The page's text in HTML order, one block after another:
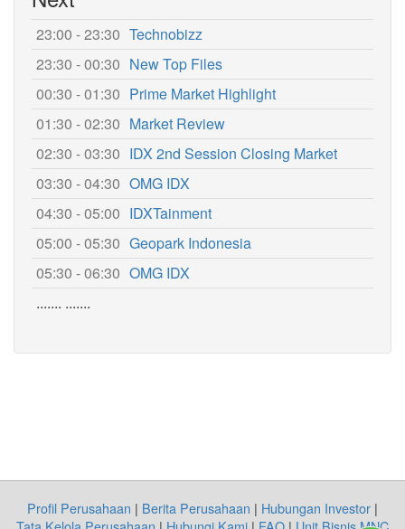
23:00 - 23:30 Technobizz
23:30 - 00:30 New Top Files
00:30 - 01:30 Prime Market Highlight
01:30 - 02:30 Market Review
02:30 - 03:30 IDX 2nd Session Closing Market
03:30 - 04:30 OMG IDX
04:30 - 05:00 IDXTainment
05:00 - 05:30 Geopark Indonesia
05:30 - 06:30 OMG IDX
....... .......
Profil Perusahaan | Berita Perusahaan | Hubungan Investor |